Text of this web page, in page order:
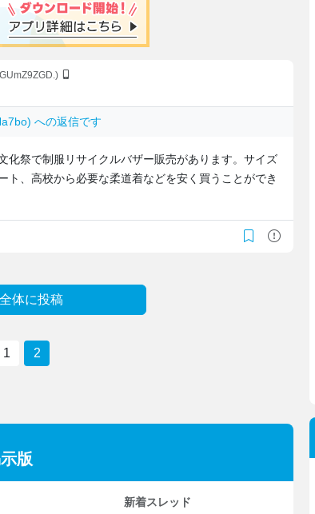
への返信です
化祭で制服リサイクルバザー販売があります。サイズ
ト、高校から必要な柔道着などを安く買うことができ
全体に投稿
1 2
版
新着スレッド